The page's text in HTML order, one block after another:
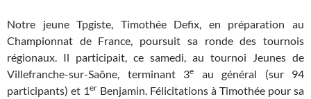
Notre jeune Tpgiste, Timothée Defix, en préparation au
Championnat de France, poursuit sa ronde des tournois
régionaux. Il participait, ce samedi, au tournoi Jeunes de
Villefranche-sur-Saône, terminant 3e
au général (sur 94
participants) et 1er Benjamin. Félicitations à Timothée pour sa